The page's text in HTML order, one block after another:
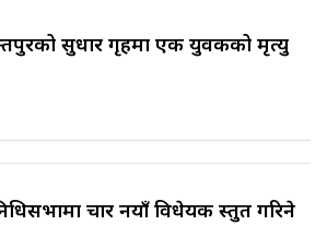
सुधार गृहमा एक युवकको मृत्यु
चार नयाँ विधेयक प्रस्तुत गरिने